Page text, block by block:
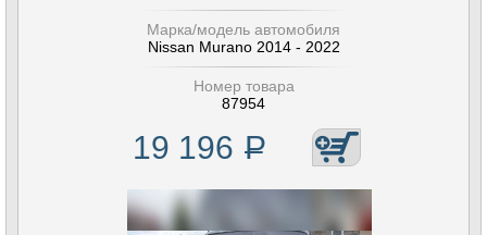
Марка/модель автомобиля
Nissan Murano 2014 - 2022
Номер товара
87954
19 196 Р